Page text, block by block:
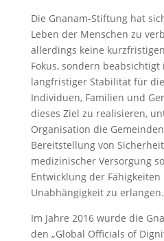
Die Gnanam-Stiftung hat
Leben der Menschen zu
allerdings keine
Fokus, sondern
langfristiger Stabilität für
Individuen, Familien und
dieses Ziel zu realisieren,
Organisation die
Bereitstellung von
medizinischer Versorgung
Entwicklung der
Unabhängigkeit zu erlangen.
Im Jahre 2016 wurde die
den „Global Officials of